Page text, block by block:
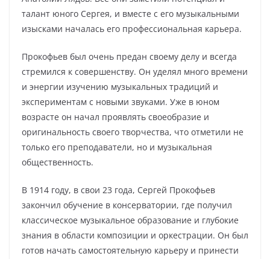
талант юного Сергея, и вместе с его музыкальными
изысками началась его профессиональная карьера.
Прокофьев был очень предан своему делу и всегда
стремился к совершенству. Он уделял много времени
и энергии изучению музыкальных традиций и
экспериментам с новыми звуками. Уже в юном
возрасте он начал проявлять своеобразие и
оригинальность своего творчества, что отметили не
только его преподаватели, но и музыкальная
общественность.
В 1914 году, в свои 23 года, Сергей Прокофьев
закончил обучение в консерватории, где получил
классическое музыкальное образование и глубокие
знания в области композиции и оркестрации. Он был
готов начать самостоятельную карьеру и принести